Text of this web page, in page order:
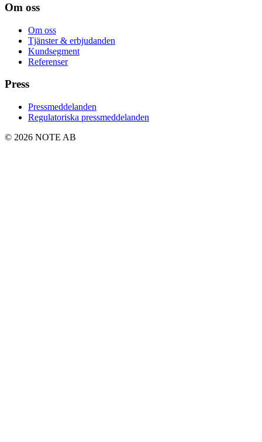
Om oss
Om oss
Tjänster & erbjudanden
Kundsegment
Referenser
Press
Pressmeddelanden
Regulatoriska pressmeddelanden
© 2026 NOTE AB